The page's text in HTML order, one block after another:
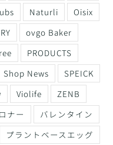
Naturli
Oisix
ovgo Baker
PRODUCTS
Shop News
SPEICK
Violife
ZENB
ナー
バレンタイン
プラントベースエッグ